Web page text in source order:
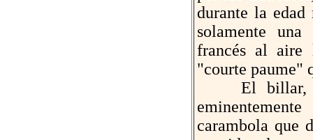
durante la
solamente
francés al aire
"courte paume"
El billar,
carambola que